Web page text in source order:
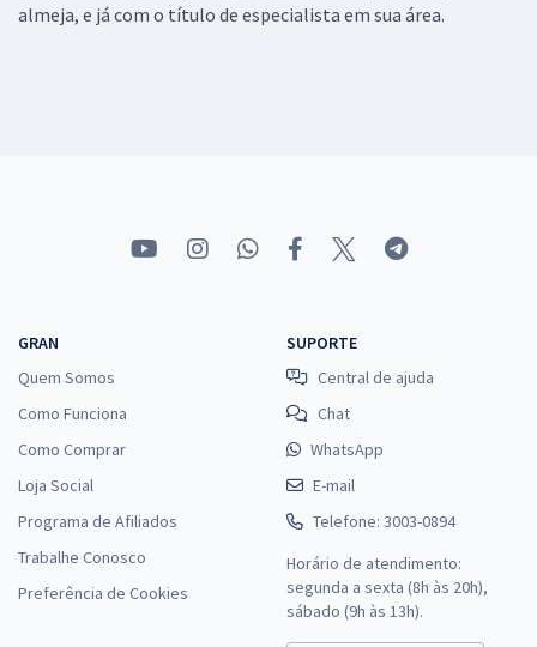
almeja, e já com o título de especialista em sua área.
GRAN
Quem Somos
Como Funciona
Como Comprar
Loja Social
Programa de Afiliados
Trabalhe Conosco
Preferência de Cookies
SUPORTE
Central de ajuda
Chat
WhatsApp
E-mail
Telefone: 3003-0894
Horário de atendimento:
segunda a sexta (8h às 20h),
sábado (9h às 13h).